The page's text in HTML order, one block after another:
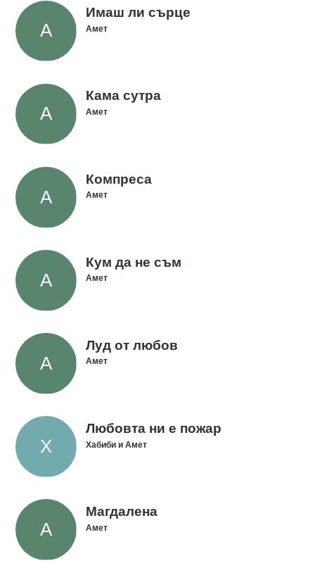
Имаш ли сърце
Амет
Кама сутра
Амет
Компреса
Амет
Кум да не съм
Амет
Луд от любов
Амет
Любовта ни е пожар
Хабиби и Амет
Магдалена
Амет